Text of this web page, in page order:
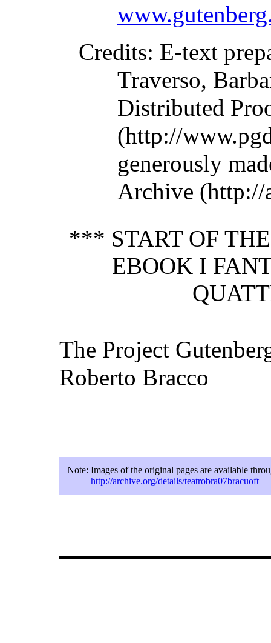
Credits: E-text
Traverso,
Distributed
(http://
generously
Archive (http://
*** START OF
EBOOK I
The Project
Roberto Bracco
Note: Images of the original pages are available
http://archive.org/details/teatrobra07bracuoft